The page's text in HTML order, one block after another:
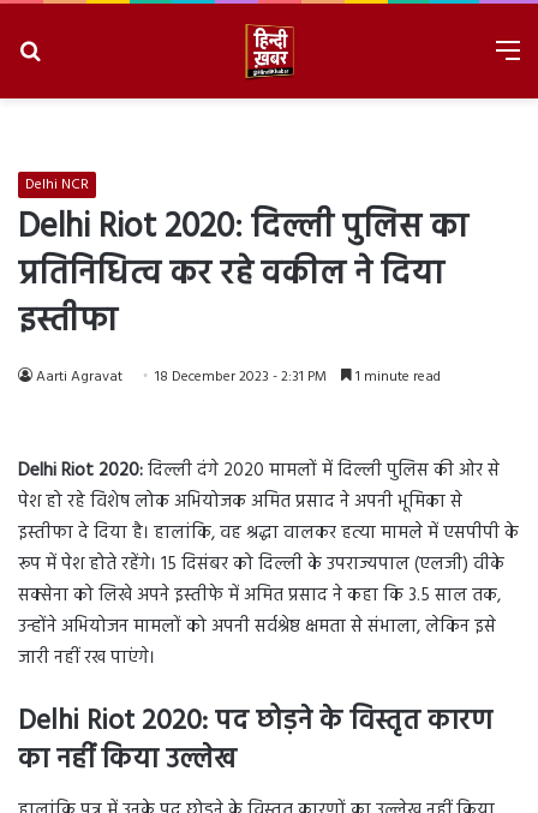
Delhi NCR
Delhi Riot 2020: दिल्ली पुलिस का
प्रतिनिधित्व कर रहे वकील ने दिया
इस्तीफा
Aarti Agravat 18 December 2023 - 2:31 PM 1 minute read
Delhi Riot 2020:दिल्ली दंगे 2020 मामलों में दिल्ली पुलिस की ओर से
पेश हो रहे विशेष लोक अभियोजक अमित प्रसाद ने अपनी भूमिका से
इस्तीफा दे दिया है। हालांकि, वह श्रद्धा वालकर हत्या मामले में एसपीपी के
रूप में पेश होते रहेंगे। 15 दिसंबर को दिल्ली के उपराज्यपाल (एलजी) वीके
सक्सेना को लिखे अपने इस्तीफे में अमित प्रसाद ने कहा कि 3.5 साल तक,
उन्होंने अभियोजन मामलों को अपनी सर्वश्रेष्ठ क्षमता से संभाला, लेकिन इसे
जारी नहीं रख पाएंगे।
Delhi Riot 2020:पद छोड़ने के विस्तृत कारण
का नहीं किया उल्लेख